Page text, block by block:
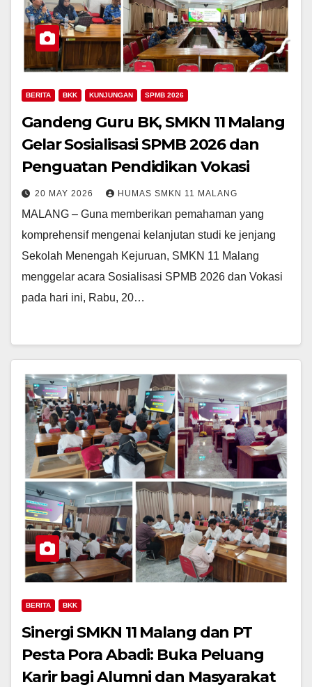
BERITA BKK KUNJUNGAN SPMB 2026
Gandeng Guru BK, SMKN 11 Malang
Gelar Sosialisasi SPMB 2026 dan
Penguatan Pendidikan Vokasi
20 MAY 2026 HUMAS SMKN 11 MALANG
MALANG – Guna memberikan pemahaman yang
komprehensif mengenai kelanjutan studi ke jenjang
Sekolah Menengah Kejuruan, SMKN 11 Malang
menggelar acara Sosialisasi SPMB 2026 dan Vokasi
pada hari ini, Rabu, 20…
BERITA BKK
Sinergi SMKN 11 Malang dan PT
Pesta Pora Abadi: Buka Peluang
Karir bagi Alumni dan Masyarakat